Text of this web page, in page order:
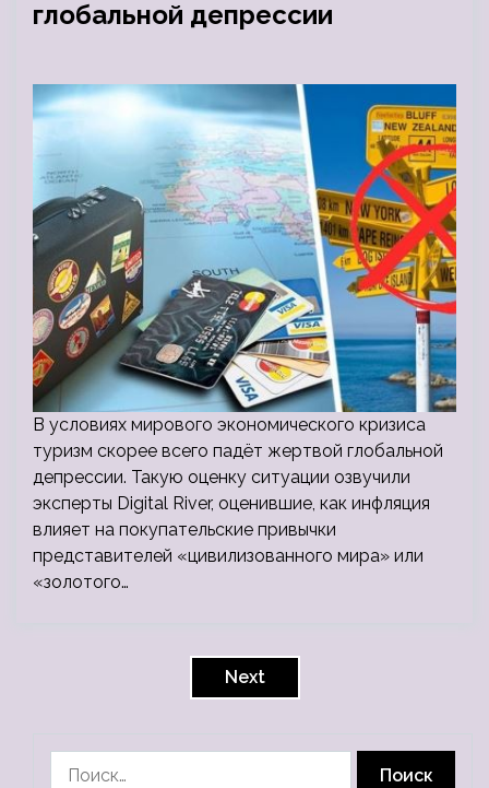
глобальной депрессии
В условиях мирового экономического кризиса
туризм скорее всего падёт жертвой глобальной
депрессии. Такую оценку ситуации озвучили
эксперты Digital River, оценившие, как инфляция
влияет на покупательские привычки
представителей «цивилизованного мира» или
«золотого…
Next